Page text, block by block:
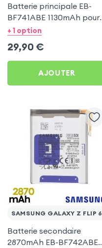
Batterie principale EB-
BF741ABE 1130mAh pour
Samsung Galaxy Z Flip 6
+ 1 option
29,90 €
AJOUTER
SAMSUNG GALAXY Z FLIP 6
Batterie secondaire
2870mAh EB-BF742ABE